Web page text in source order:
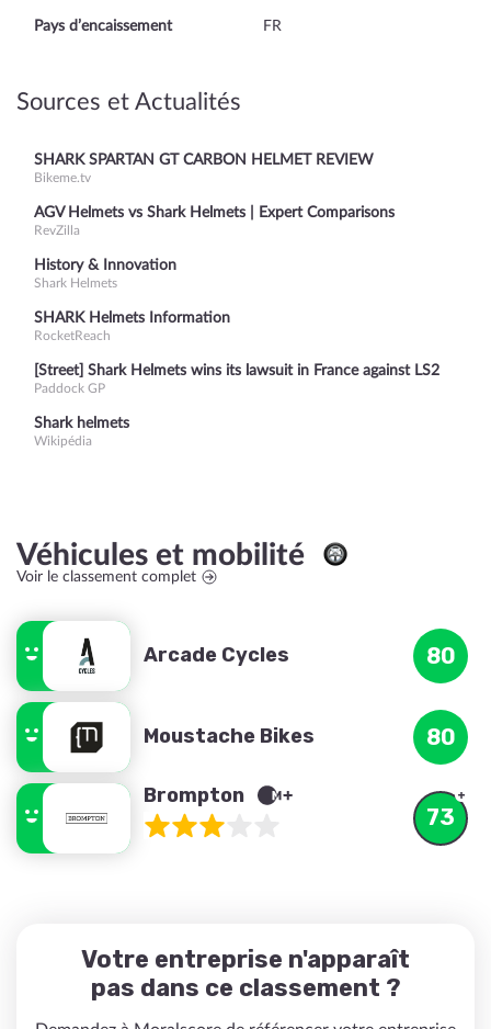
Pays d’encaissement FR
Sources et Actualités
SHARK SPARTAN GT CARBON HELMET REVIEW
Bikeme.tv
AGV Helmets vs Shark Helmets | Expert Comparisons
RevZilla
History & Innovation
Shark Helmets
SHARK Helmets Information
RocketReach
[Street] Shark Helmets wins its lawsuit in France against LS2
Paddock GP
Shark helmets
Wikipédia
Véhicules et mobilité
Voir le classement complet
Arcade Cycles 80
Moustache Bikes 80
Brompton
73
Votre entreprise n'apparaît
pas dans ce classement ?